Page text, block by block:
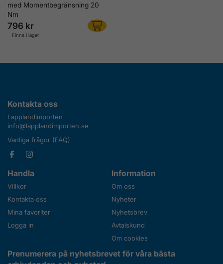
med Momentbegränsning 20
Nm
796 kr
Finns i lager
Kontakta oss
Lapplandimporten
info@lapplandimporten.se
Vanliga frågor (FAQ)
Handla
Villkor
Kontakta oss
Mina favoriter
Logga in
Information
Om oss
Nyheter
Nyhetsbrev
Avtalskund
Om cookies
Prenumerera på nyhetsbrevet för våra bästa